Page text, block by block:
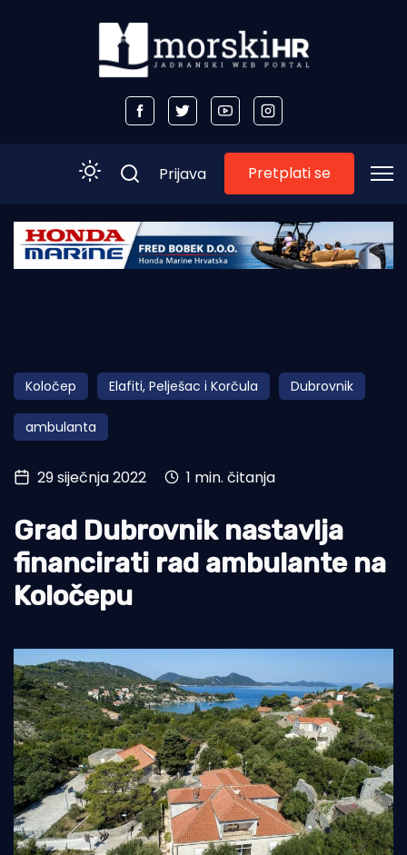
Početna
Obala
Otoci
Turizam i nautika
Pomorstvo
Ekologija
Tradicija i kultura
Prijava Pretplati se
Koločep Elafiti, Pelješac i Korčula Dubrovnik
ambulanta
29 siječnja 2022 1 min. čitanja
Grad Dubrovnik nastavlja
financirati rad ambulante na
Koločepu